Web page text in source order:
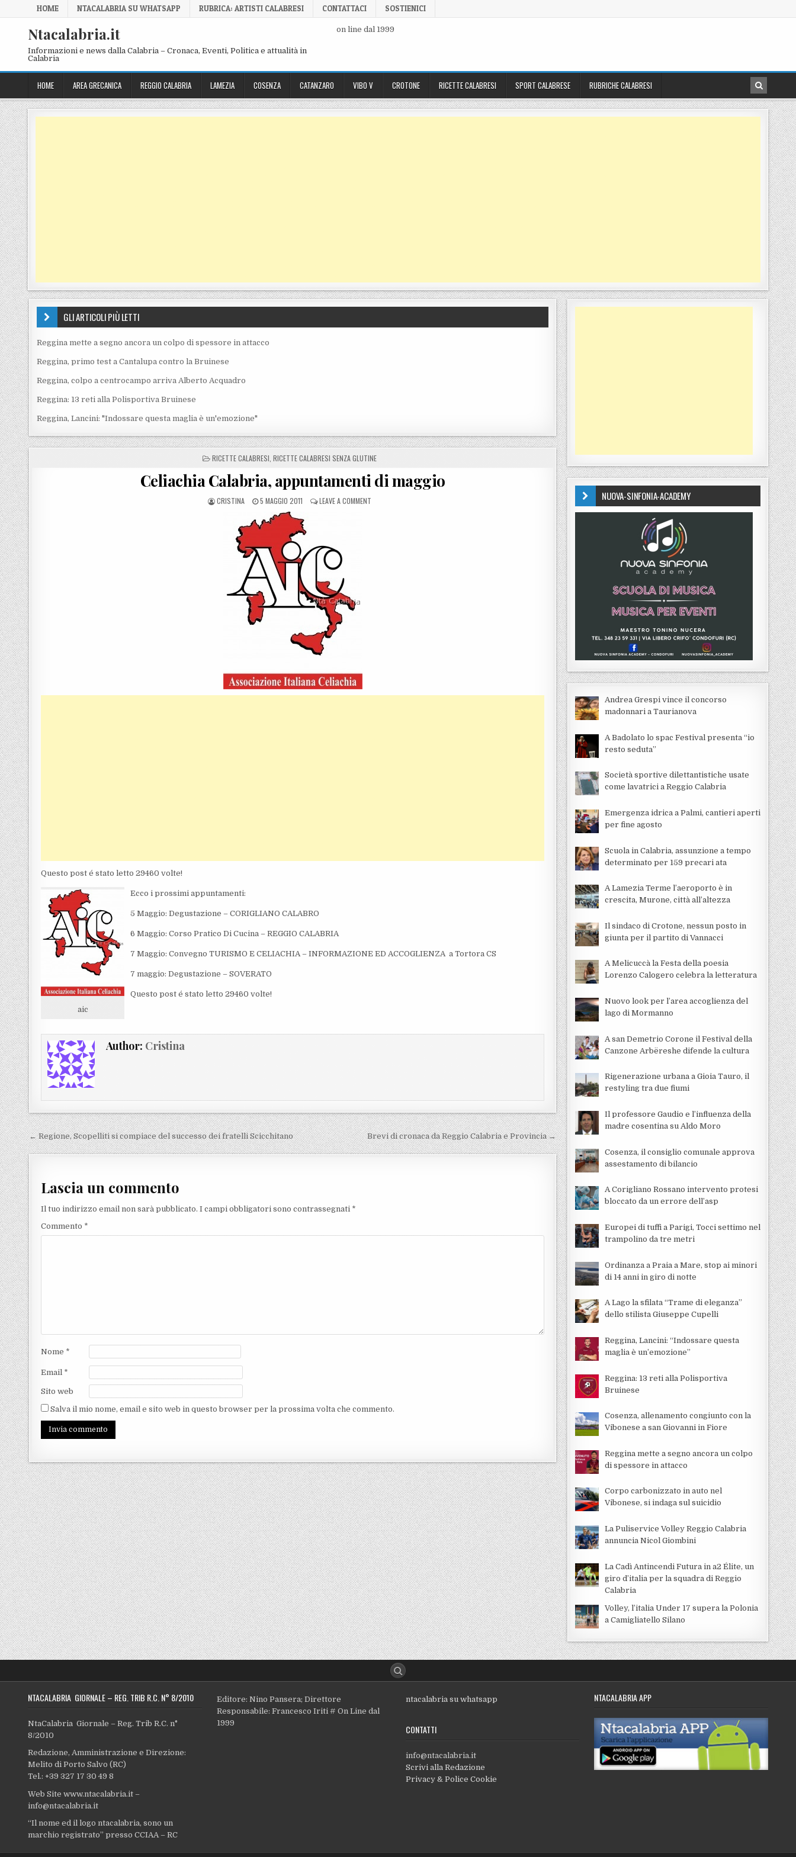
Skip to content
HOME NTACALABRIA SU WHATSAPP RUBRICA: ARTISTI CALABRESI CONTATTACI SOSTIENICI
Ntacalabria.it
Informazioni e news dalla Calabria – Cronaca, Eventi, Politica e attualità in
Calabria
on line dal 1999
HOME AREA GRECANICA REGGIO CALABRIA LAMEZIA COSENZA CATANZARO VIBO V CROTONE RICETTE CALABRESI SPORT CALABRESE RUBRICHE CALABRESI
GLI ARTICOLI PIÙ LETTI
Reggina mette a segno ancora un colpo di spessore in attacco
Reggina, primo test a Cantalupa contro la Bruinese
Reggina, colpo a centrocampo arriva Alberto Acquadro
Reggina: 13 reti alla Polisportiva Bruinese
Reggina, Lancini: "Indossare questa maglia è un'emozione"
POSTED IN
RICETTE CALABRESI ,RICETTE CALABRESI SENZA GLUTINE
Celiachia Calabria, appuntamenti di maggio
POSTED BY
CRISTINA POSTED ON
5 MAGGIO 2011 LEAVE A COMMENT
Questo post é stato letto 29460 volte!
aic
Ecco i prossimi appuntamenti:
5 Maggio: Degustazione – CORIGLIANO CALABRO
6 Maggio: Corso Pratico Di Cucina – REGGIO CALABRIA
7 Maggio: Convegno TURISMO E CELIACHIA – INFORMAZIONE ED ACCOGLIENZA a Tortora CS
7 maggio: Degustazione – SOVERATO
Questo post é stato letto 29460 volte!
Author: Cristina
Navigazione articoli
← Regione, Scopelliti si compiace del successo dei fratelli Scicchitano Brevi di cronaca da Reggio Calabria e Provincia →
Lascia un commento
Il tuo indirizzo email non sarà pubblicato. I campi obbligatori sono contrassegnati *
Commento *
Nome *
Email *
Sito web
Salva il mio nome, email e sito web in questo browser per la prossima volta che commento.
NUOVA-SINFONIA-ACADEMY
Andrea Grespi vince il concorso
madonnari a Taurianova
A Badolato lo spac Festival presenta “io
resto seduta”
Società sportive dilettantistiche usate
come lavatrici a Reggio Calabria
Emergenza idrica a Palmi, cantieri aperti
per fine agosto
Scuola in Calabria, assunzione a tempo
determinato per 159 precari ata
A Lamezia Terme l’aeroporto è in
crescita, Murone, città all’altezza
Il sindaco di Crotone, nessun posto in
giunta per il partito di Vannacci
A Melicuccà la Festa della poesia
Lorenzo Calogero celebra la letteratura
Nuovo look per l’area accoglienza del
lago di Mormanno
A san Demetrio Corone il Festival della
Canzone Arbëreshe difende la cultura
Rigenerazione urbana a Gioia Tauro, il
restyling tra due fiumi
Il professore Gaudio e l’influenza della
madre cosentina su Aldo Moro
Cosenza, il consiglio comunale approva
assestamento di bilancio
A Corigliano Rossano intervento protesi
bloccato da un errore dell’asp
Europei di tuffi a Parigi, Tocci settimo nel
trampolino da tre metri
Ordinanza a Praia a Mare, stop ai minori
di 14 anni in giro di notte
A Lago la sfilata “Trame di eleganza”
dello stilista Giuseppe Cupelli
Reggina, Lancini: “Indossare questa
maglia è un’emozione”
Reggina: 13 reti alla Polisportiva
Bruinese
Cosenza, allenamento congiunto con la
Vibonese a san Giovanni in Fiore
Reggina mette a segno ancora un colpo
di spessore in attacco
Corpo carbonizzato in auto nel
Vibonese, si indaga sul suicidio
La Puliservice Volley Reggio Calabria
annuncia Nicol Giombini
La Cadì Antincendi Futura in a2 Élite, un
giro d’italia per la squadra di Reggio
Calabria
Volley, l’italia Under 17 supera la Polonia
a Camigliatello Silano
NTACALABRIA GIORNALE – REG. TRIB R.C. N° 8/2010
NtaCalabria Giornale – Reg. Trib R.C. n°
8/2010
Redazione, Amministrazione e Direzione:
Melito di Porto Salvo (RC)
Tel.: +39 327 17 30 49 8
Web Site www.ntacalabria.it –
info@ntacalabria.it
“Il nome ed il logo ntacalabria, sono un
marchio registrato” presso CCIAA – RC
Editore: Nino Pansera; Direttore
Responsabile: Francesco Iriti # On Line dal
1999
ntacalabria su whatsapp
CONTATTI
info@ntacalabria.it
Scrivi alla Redazione
Privacy & Police Cookie
NTACALABRIA APP